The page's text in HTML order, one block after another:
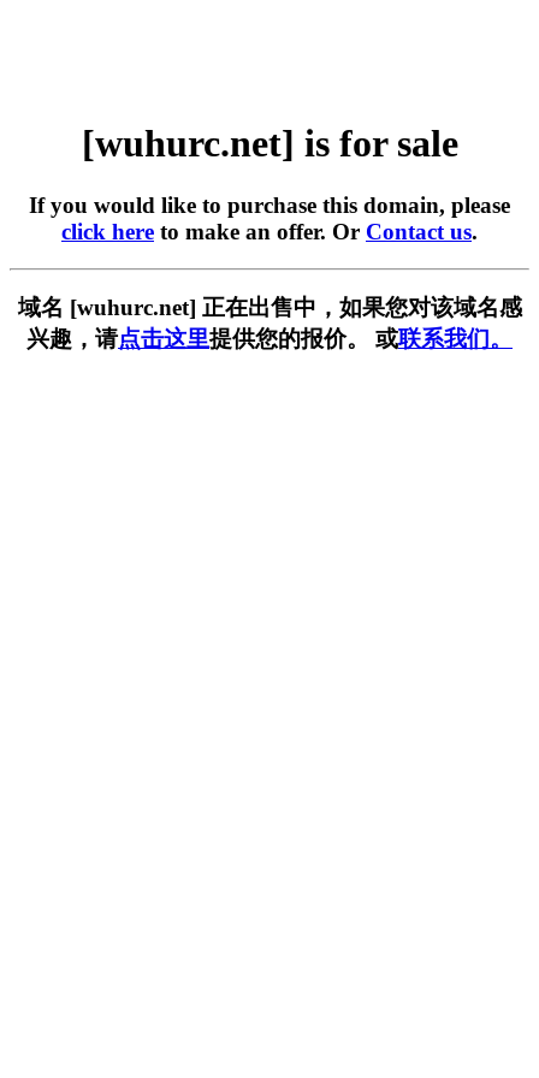
[wuhurc.net] is for sale
If you would like to purchase this domain, please
click here to make an offer. Or Contact us.
域名 [wuhurc.net] 正在出售中，如果您对该域名感
兴趣，请点击这里提供您的报价。 或联系我们。